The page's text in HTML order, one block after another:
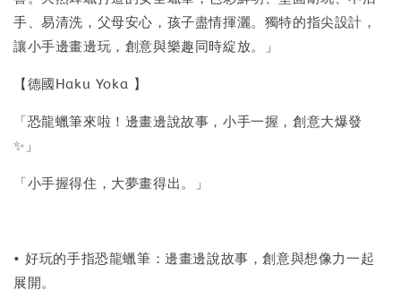
手、易清洗，父母安心，孩子盡情揮灑。獨特的指尖設計，
讓小手邊畫邊玩，創意與樂趣同時綻放。」
【德國Haku Yoka 】
「恐龍蠟筆來啦！邊畫邊說故事，小手一握，創意大爆發
✨」
「小手握得住，大夢畫得出。」
• 好玩的手指恐龍蠟筆：邊畫邊說故事，創意與想像力一起
展開。